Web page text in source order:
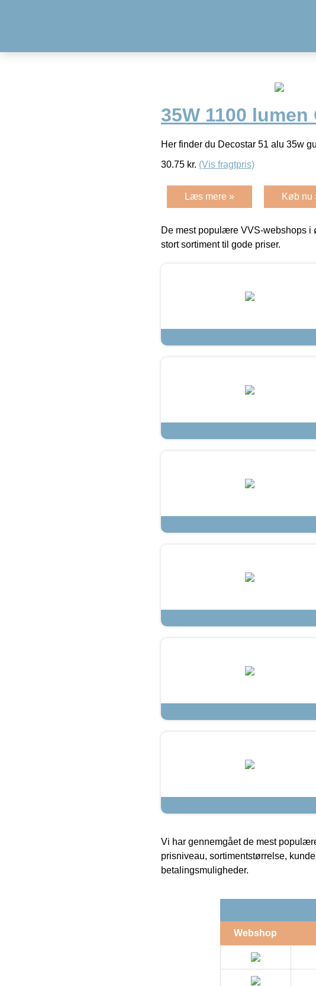
35W 1100
Her finder du Decostar 51 alu 35w
30.75 kr. (Vis fragtpris)
Læs mere » Køb nu
De mest populære VVS-webshops i
stort sortiment til gode priser.
Vi har gennemgået de mest
prisniveau, sortimentstørrelse,
betalingsmuligheder.
Webshop